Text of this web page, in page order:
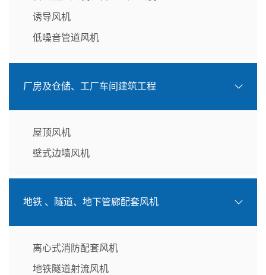
诱导风机
低噪音管道风机
厂房及仓储、工厂车间建筑工程
屋顶风机
壁式边墙风机
地铁 、隧道、地下管廊配套风机
离心式消防配套风机
地铁隧道射流风机